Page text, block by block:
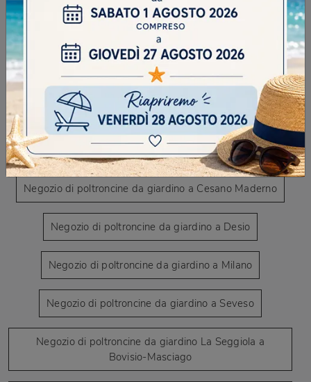
CONTINUA A NAVIGARE
Negozio di poltroncine da giardino a Bovisio-Masciago
Negozio di poltroncine da giardino a Caronno Pertusella
Negozio di poltroncine da giardino a Cesano Maderno
Negozio di poltroncine da giardino a Desio
Negozio di poltroncine da giardino a Milano
Negozio di poltroncine da giardino a Seveso
Negozio di poltroncine da giardino La Seggiola a
Bovisio-Masciago